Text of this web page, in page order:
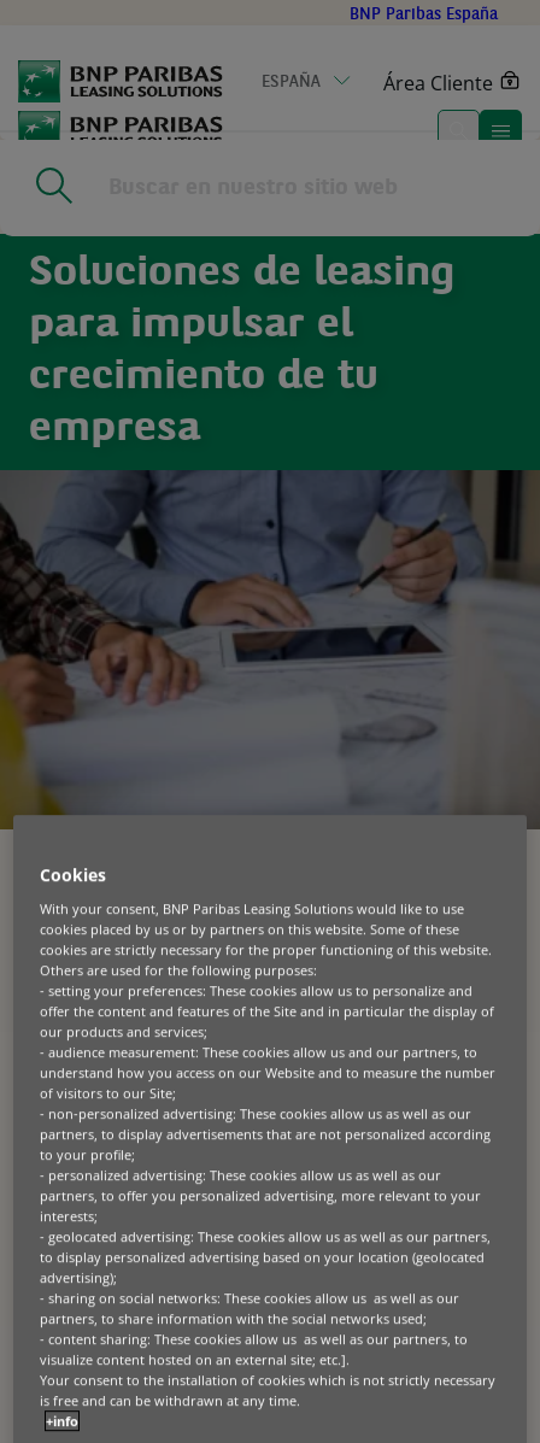
main
content
BNP Paribas España
ESPAÑA Área Cliente
Home
Soluciones de leasing
para impulsar el
crecimiento de tu
empresa
Contigo en cada etapa
En BNP Paribas Leasing Solutions, ayudamos a las
empresas a adquirir los equipos que necesitan
para crecer, sin inmovilizar el capital necesario
para mantener su competitividad.
Desde hace más de 70 años, trabajamos junto a
empresas de todos los tamaños para financiar los
activos que impulsan sus operaciones: desde
maquinaria agrícola y flotas de construcción hasta
tecnologías sanitarias e infraestructuras
informáticas.
Nuestra experiencia abarca los sectores que
alimentan, construyen, conectan, transportan y
cuidan a las personas en todo el mundo. Como
parte del Grupo BNP Paribas, el principal banco
europeo presente en 65 países, ofrecemos a cada
cliente la estabilidad y el alcance internacional de
Cookies
With your consent, BNP Paribas Leasing Solutions would like to use
cookies placed by us or by partners on this website. Some of these
cookies are strictly necessary for the proper functioning of this website.
Others are used for the following purposes:
- setting your preferences: These cookies allow us to personalize and
offer the content and features of the Site and in particular the display of
our products and services;
- audience measurement: These cookies allow us and our partners, to
understand how you access on our Website and to measure the number
of visitors to our Site;
- non-personalized advertising: These cookies allow us as well as our
partners, to display advertisements that are not personalized according
to your profile;
- personalized advertising: These cookies allow us as well as our
partners, to offer you personalized advertising, more relevant to your
interests;
- geolocated advertising: These cookies allow us as well as our partners,
to display personalized advertising based on your location (geolocated
advertising);
- sharing on social networks: These cookies allow us as well as our
partners, to share information with the social networks used;
- content sharing: These cookies allow us as well as our partners, to
visualize content hosted on an external site; etc.].
Your consent to the installation of cookies which is not strictly necessary
is free and can be withdrawn at any time.
+info